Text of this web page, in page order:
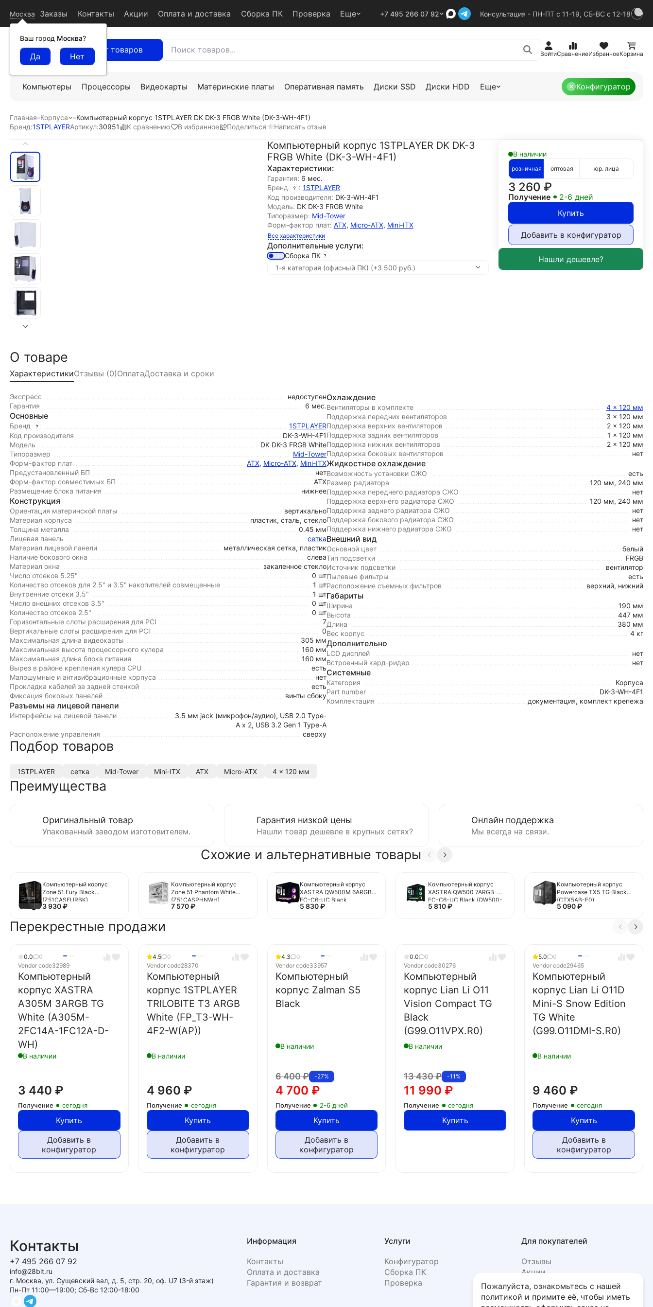
Москва
Ваш город Москва?
Заказы Контакты Акции Оплата и доставка Сборка ПК Проверка Еще +7 495 266 07 92 Консультация - ПН-ПТ с 11-19, СБ-ВС с 12-18
Каталог товаров ВойтиСравнениеИзбранноеКорзина
Компьютеры Процессоры Видеокарты Материнские платы Оперативная память Диски SSD Диски HDD Еще Конфигуратор
Главная–Корпуса –Компьютерный корпус 1STPLAYER DK DK-3 FRGB White (DK-3-WH-4F1)
Бренд:1STPLAYERАртикул:30951 К сравнению В избранное Поделиться Написать отзыв
Компьютерный корпус 1STPLAYER DK DK-3
FRGB White (DK-3-WH-4F1)
Характеристики:
Гарантия: 6 мес.
Бренд
: 1STPLAYER
Код производителя: DK-3-WH-4F1
Модель: DK DK-3 FRGB White
Типоразмер: Mid-Tower
Форм-фактор плат: ATX, Micro-ATX, Mini-ITX
Все характеристики
Дополнительные услуги:
Сборка ПК
В наличии
розничная оптовая юр. лица
3 260 ₽
Получение
2-6 дней
Купить
Добавить в конфигуратор
О товаре
ХарактеристикиОтзывы (0)ОплатаДоставка и сроки
Экспресс
недоступен
Гарантия
6 мес.
Основные
Бренд
1STPLAYER
Код производителя
DK-3-WH-4F1
Модель
DK DK-3 FRGB White
Типоразмер
Mid-Tower
Форм-фактор плат
ATX, Micro-ATX, Mini-ITX
Предустановленный БП
нет
Форм-фактор совместимых БП
ATX
Размещение блока питания
нижнее
Конструкция
Ориентация материнской платы
вертикально
Материал корпуса
пластик, сталь, стекло
Толщина металла
0.45 мм
Лицевая панель
сетка
Материал лицевой панели
металлическая сетка, пластик
Наличие бокового окна
слева
Материал окна
закаленное стекло
Число отсеков 5.25"
0 шт
Количество отсеков для 2.5" и 3.5" накопителей совмещенные
1 шт
Внутренние отсеки 3.5"
1 шт
Число внешних отсеков 3.5"
0 шт
Количество отсеков 2.5"
0 шт
Горизонтальные слоты расширения для PCI
7
Вертикальные слоты расширения для PCI
0
Максимальная длина видеокарты
305 мм
Максимальная высота процессорного кулера
160 мм
Максимальная длина блока питания
160 мм
Вырез в районе крепления кулера CPU
есть
Малошумные и антивибрационные корпуса
нет
Прокладка кабелей за задней стенкой
есть
Фиксация боковых панелей
винты сбоку
Разъемы на лицевой панели
Интерфейсы на лицевой панели
3.5 мм jack (микрофон/аудио), USB 2.0 Type-
A x 2, USB 3.2 Gen 1 Type-A
Расположение управления
сверху
Охлаждение
Вентиляторы в комплекте
4 x 120 мм
Поддержка передних вентиляторов
3 x 120 мм
Поддержка верхних вентиляторов
2 x 120 мм
Поддержка задних вентиляторов
1 x 120 мм
Поддержка нижних вентиляторов
2 x 120 мм
Поддержка боковых вентиляторов
нет
Жидкостное охлаждение
Возможность установки СЖО
есть
Размер радиатора
120 мм, 240 мм
Поддержка переднего радиатора СЖО
нет
Поддержка верхнего радиатора СЖО
120 мм, 240 мм
Поддержка заднего радиатора СЖО
нет
Поддержка бокового радиатора СЖО
нет
Поддержка нижнего радиатора СЖО
нет
Внешний вид
Основной цвет
белый
Тип подсветки
FRGB
Источник подсветки
вентилятор
Пылевые фильтры
есть
Расположение съемных фильтров
верхний, нижний
Габариты
Ширина
190 мм
Высота
447 мм
Длина
380 мм
Вес корпус
4 кг
Дополнительно
LCD дисплей
нет
Встроенный кард-ридер
нет
Системные
Категория
Корпуса
Part number
DK-3-WH-4F1
Комплектация
документация, комплект крепежа
Подбор товаров
1STPLAYER сетка Mid-Tower Mini-ITX ATX Micro-ATX 4 x 120 мм
Преимущества
Оригинальный товар
Упакованный заводом изготовителем.
Гарантия низкой цены
Нашли товар дешевле в крупных сетях?
Онлайн поддержка
Мы всегда на связи.
Схожие и альтернативные товары
Компьютерный корпус
Zone 51 Fury Black
(Z51CASFURBK)
3 930₽
Компьютерный корпус
Zone 51 Phantom White
(Z51CASPHNWH)
7 570₽
Компьютерный корпус
XASTRA QW500M 6ARGB-
FC-C6-UC Black
(QW500M-1FA36A-
5 830₽
Компьютерный корпус
XASTRA QW500 7ARGB-
FC-C6-UC Black (QW500-
2FA36A-1FC12-C6-UC)
5 810₽
Компьютерный корпус
Powercase TX5 TG Black
(CTX5AB-F0)
5 090₽
Перекрестные продажи
0.0
0
Vendor code32989
Компьютерный
корпус XASTRA
A305M 3ARGB TG
White (A305M-
2FC14A-1FC12A-D-
WH)
В наличии
3 440 ₽
Получение сегодня
Купить
Добавить в
конфигуратор
4.5
0
Vendor code28370
Компьютерный
корпус 1STPLAYER
TRILOBITE T3 ARGB
White (FP_T3-WH-
4F2-W(AP))
В наличии
4 960 ₽
Получение сегодня
Купить
Добавить в
конфигуратор
4.3
0
Vendor code33957
Компьютерный
корпус Zalman S5
Black
В наличии
-27%
6 400₽
4 700 ₽
Получение 2-6 дней
Купить
Добавить в
конфигуратор
0.0
0
Vendor code30276
Компьютерный
корпус Lian Li O11
Vision Compact TG
Black
(G99.O11VPX.R0)
В наличии
-11%
13 430₽
11 990 ₽
Получение сегодня
Купить
5.0
0
Vendor code29465
Компьютерный
корпус Lian Li O11D
Mini-S Snow Edition
TG White
(G99.O11DMI-S.R0)
В наличии
9 460 ₽
Получение сегодня
Купить
Добавить в
конфигуратор
Контакты
+7 495 266 07 92
info@28bit.ru
г. Москва, ул. Сущевский вал, д. 5, стр. 20, оф. U7 (3-й этаж)
Пн-Пт 11:00—19:00; Сб-Вс 12:00-18:00
Информация
Контакты
Оплата и доставка
Гарантия и возврат
Услуги
Конфигуратор
Сборка ПК
Проверка
Для покупателей
Отзывы
Акции
Фото
Пожалуйста, ознакомьтесь с нашей
политикой и примите её, чтобы иметь